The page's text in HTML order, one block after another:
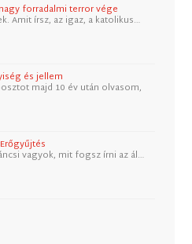
forradalmi terror vége
Amit írsz, az igaz, a katolikus…
és jellem
majd 10 év után olvasom,
Erőgyűjtés
vagyok, mit fogsz írni az ál…